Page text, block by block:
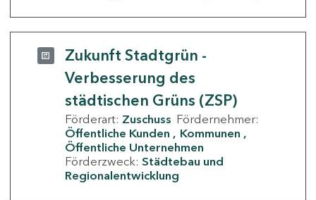
Zukunft Stadtgrün -
Verbesserung des
städtischen Grüns (ZSP)
Förderart: Zuschuss Fördernehmer:
Öffentliche Kunden
Kommunen
Öffentliche Unternehmen
Förderzweck: Städtebau und
Regionalentwicklung